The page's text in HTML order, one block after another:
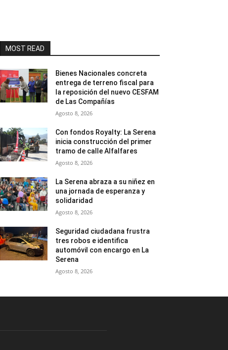
MOST READ
Bienes Nacionales concreta
entrega de terreno fiscal para
la reposición del nuevo CESFAM
de Las Compañías
Agosto 8, 2026
Con fondos Royalty: La Serena
inicia construcción del primer
tramo de calle Alfalfares
Agosto 8, 2026
La Serena abraza a su niñez en
una jornada de esperanza y
solidaridad
Agosto 8, 2026
Seguridad ciudadana frustra
tres robos e identifica
automóvil con encargo en La
Serena
Agosto 8, 2026